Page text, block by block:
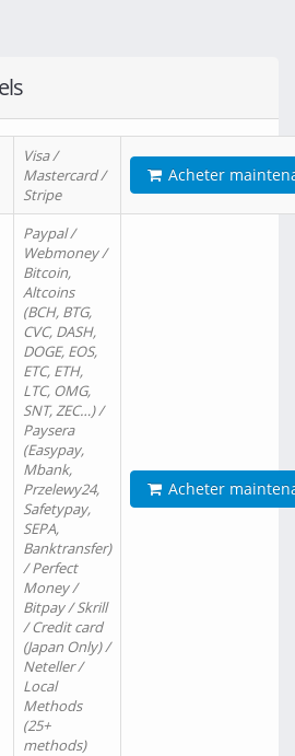
Visa /
Mastercard /
Stripe
Acheter
Paypal /
Webmoney /
Bitcoin,
Altcoins
(BCH, BTG,
CVC, DASH,
DOGE, EOS,
ETC, ETH,
LTC, OMG,
SNT, ZEC…) /
Paysera
(Easypay,
Mbank,
Przelewy24,
Safetypay,
SEPA,
Banktransfer)
/ Perfect
Money /
Bitpay / Skrill
/ Credit card
(Japan Only) /
Neteller /
Local
Methods
(25+
methods)
Acheter